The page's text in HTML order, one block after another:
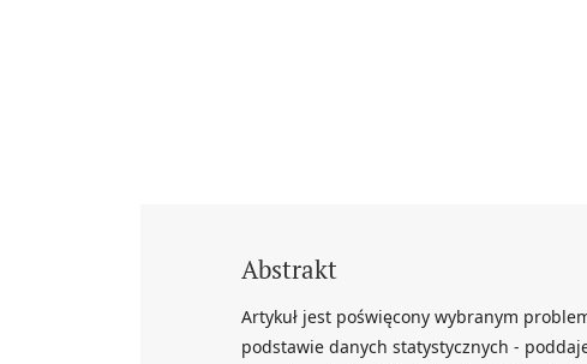
Abstrakt
Artykuł jest poświęcony wybranym
podstawie danych statystycznych -